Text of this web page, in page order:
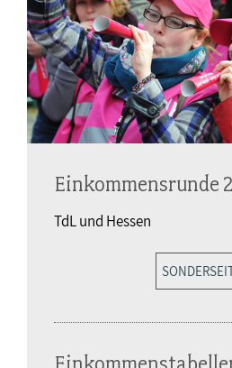
Einkommensrunde
TdL und Hessen